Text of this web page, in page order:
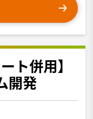
ト併用】
開発